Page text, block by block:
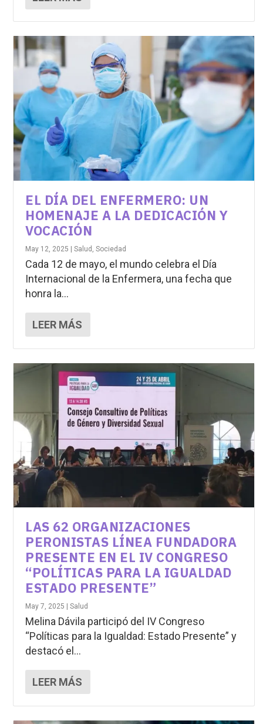
EL DÍA DEL ENFERMERO: UN
HOMENAJE A LA DEDICACIÓN Y
VOCACIÓN
May 12, 2025 |Salud ,Sociedad
Cada 12 de mayo, el mundo celebra el Día
Internacional de la Enfermera, una fecha que
honra la...
LEER MÁS
LAS 62 ORGANIZACIONES
PERONISTAS LÍNEA FUNDADORA
PRESENTE EN EL IV CONGRESO
“POLÍTICAS PARA LA IGUALDAD
ESTADO PRESENTE”
May 7, 2025 |Salud
Melina Dávila participó del IV Congreso
“Políticas para la Igualdad: Estado Presente” y
destacó el...
LEER MÁS